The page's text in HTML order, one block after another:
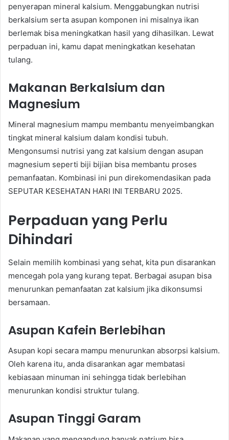
penyerapan mineral kalsium. Menggabungkan nutrisi
berkalsium serta asupan komponen ini misalnya ikan
berlemak bisa meningkatkan hasil yang dihasilkan. Lewat
perpaduan ini, kamu dapat meningkatkan kesehatan
tulang.
Makanan Berkalsium dan
Magnesium
Mineral magnesium mampu membantu menyeimbangkan
tingkat mineral kalsium dalam kondisi tubuh.
Mengonsumsi nutrisi yang zat kalsium dengan asupan
magnesium seperti biji bijian bisa membantu proses
pemanfaatan. Kombinasi ini pun direkomendasikan pada
SEPUTAR KESEHATAN HARI INI TERBARU 2025.
Perpaduan yang Perlu
Dihindari
Selain memilih kombinasi yang sehat, kita pun disarankan
mencegah pola yang kurang tepat. Berbagai asupan bisa
menurunkan pemanfaatan zat kalsium jika dikonsumsi
bersamaan.
Asupan Kafein Berlebihan
Asupan kopi secara mampu menurunkan absorpsi kalsium.
Oleh karena itu, anda disarankan agar membatasi
kebiasaan minuman ini sehingga tidak berlebihan
menurunkan kondisi struktur tulang.
Asupan Tinggi Garam